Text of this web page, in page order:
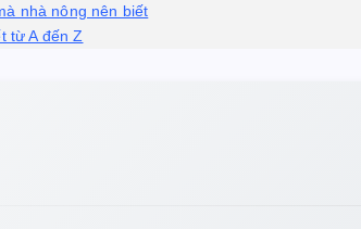
nhà nông nên biết
từ A đến Z